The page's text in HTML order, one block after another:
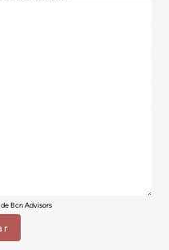
de Bcn Advisors